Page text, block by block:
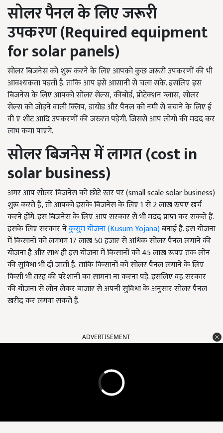
सोलर पैनल के लिए जरूरी
उपकरण(Required equipment
for solar panels)
सोलर बिजनेस को शुरू करने के लिए आपको कुछ जरूरी उपकरणों की भी
आवश्यकता पड़ती है. ताकि आप इसे आसानी से चला सके. इसलिए इस
बिजनेस के लिए आपको सोलर सेल्स, कीबोर्ड, प्रोटेक्शन ग्लास, सोलर
सेल्स को जोड़ने वाली क्लिप, डायोड और पैनल को नमी से बचाने के लिए ई
वी ए शीट आदि उपकरणों की जरुरत पड़ेगी. जिससे आप लोगों की मदद कर
लाभ कमा पाएंगे.
सोलर बिजनेस में लागत (cost in
solar business)
अगर आप सोलर बिजनेस को छोटे स्तर पर (small scale solar business)
शुरू करते हैं, तो आपको इसके बिजनेस के लिए 1से2लाख रुपए खर्च
करने होंगे. इस बिजनेस के लिए आप सरकार से भी मदद प्राप्त कर सकते हैं.
इसके लिए सरकार नेकुसुम योजना (Kusum Yojana)बनाई है. इस योजना
में किसानों को लगभग17लाख50हजार से अधिक सोलर पैनल लगाने की
योजना है और साथ ही इस योजना में किसानों को45लाख रूपए तक लोन
की सुविधा भी दी जाती है.ताकि किसानों को सोलर पैनल लगाने के लिए
किसी भी तरह की परेशानी का सामना ना करना पड़े. इसलिए वह सरकार
की योजना से लोन लेकर बाजार से अपनी सुविधा के अनुसार सोलर पैनल
खरीद कर लगवा सकते हैं.
ADVERTISEMENT